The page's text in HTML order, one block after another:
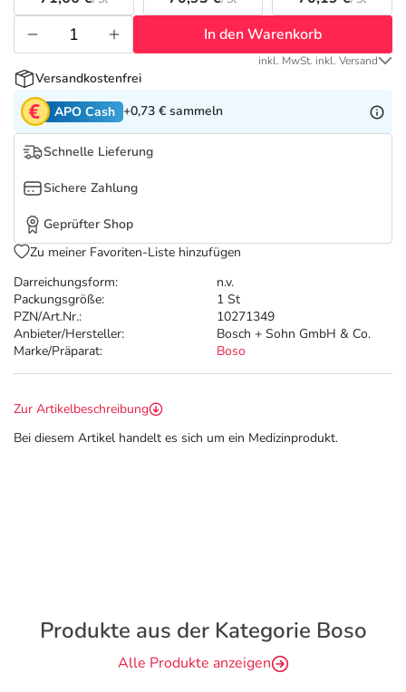
Tierapotheke
Vitamine & Mineralstoffe
Marken
Salus Deals
Darreichungsform:
n.v.
Packungsgröße:
1 St
PZN/Art.Nr.:
10271349
Anbieter/Hersteller:
Bosch + Sohn GmbH & Co.
Marke/Präparat:
Boso
In den Warenkorb
inkl. MwSt. inkl. Versand
Versandkostenfrei
APO Cash +0,73 € sammeln
Schnelle Lieferung
Sichere Zahlung
Geprüfter Shop
Zu meiner Favoriten-Liste hinzufügen
Zur Artikelbeschreibung
Bei diesem Artikel handelt es sich um ein Medizinprodukt.
Produkte aus der Kategorie Boso
Alle Produkte anzeigen